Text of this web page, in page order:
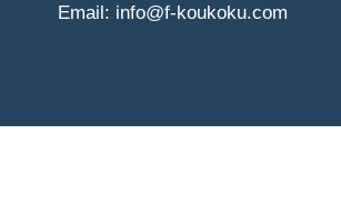
Email: info@f-koukoku.com